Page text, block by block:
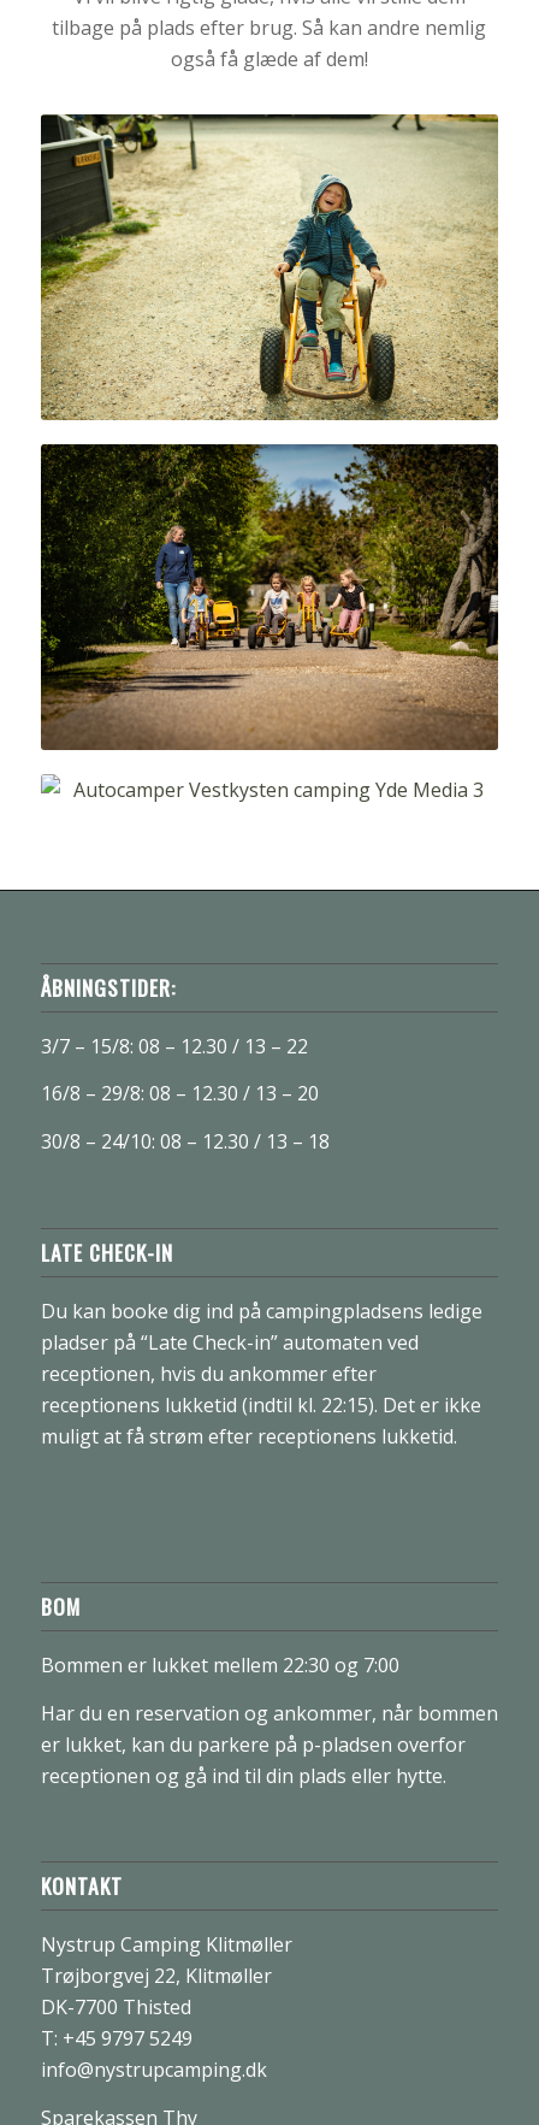
tilbage på plads efter brug. Så kan andre nemlig
også få glæde af dem!
ÅBNINGSTIDER:
3/7 – 15/8: 08 – 12.30 / 13 – 22
16/8 – 29/8: 08 – 12.30 / 13 – 20
30/8 – 24/10: 08 – 12.30 / 13 – 18
LATE CHECK-IN
Du kan booke dig ind på campingpladsens ledige
pladser på “Late Check-in” automaten ved
receptionen, hvis du ankommer efter
receptionens lukketid (indtil kl. 22:15). Det er ikke
muligt at få strøm efter receptionens lukketid.
BOM
Bommen er lukket mellem 22:30 og 7:00
Har du en reservation og ankommer, når bommen
er lukket, kan du parkere på p-pladsen overfor
receptionen og gå ind til din plads eller hytte.
KONTAKT
Nystrup Camping Klitmøller
Trøjborgvej 22, Klitmøller
DK-7700 Thisted
T: +45 9797 5249
info@nystrupcamping.dk
Sparekassen Thy